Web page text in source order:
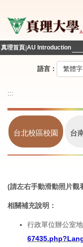
到
主
內
真理首頁 AU Introduction
語言：
:::
台北校區校園 台
(請左右手動滑動照片觀
相關補充說明：
行政單位辦公室地